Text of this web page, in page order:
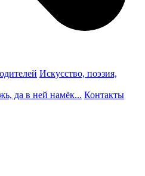
Искусство, поэзия,
да в ней намёк... Контакты